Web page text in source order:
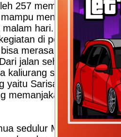
257 member dan
menghangatkan
hari.
di penuhi oleh
merasakan
jalan sehat sejauh 4,7
kaliurang serta
yaitu Sarisa Merapi serta
memanjakan peserta
sedulur Mobilio